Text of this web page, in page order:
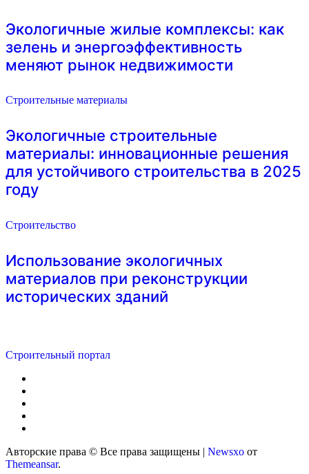
Экологичные жилые комплексы: как
зелень и энергоэффективность
меняют рынок недвижимости
Строительные материалы
Экологичные строительные
материалы: инновационные решения
для устойчивого строительства в 2025
году
Строительство
Использование экологичных
материалов при реконструкции
исторических зданий
Строительный портал
Авторские права © Все права защищены | Newsxo от
Themeansar.